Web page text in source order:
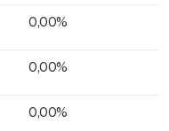
0,00%
0,00%
0,00%